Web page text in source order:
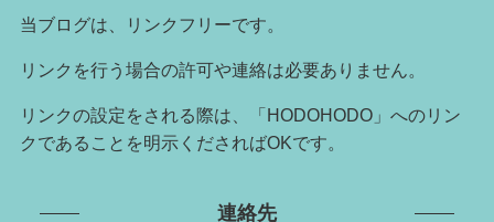
当ブログは、リンクフリーです。
リンクを行う場合の許可や連絡は必要ありません。
リンクの設定をされる際は、「HODOHODO」へのリン
クであることを明示くださればOKです。
連絡先